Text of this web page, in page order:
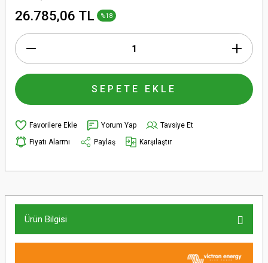
26.785,06 TL %18
SEPETE EKLE
Yorum Yap
Tavsiye Et
Fiyatı Alarmı
Paylaş Karşılaştır
Ürün Bilgisi